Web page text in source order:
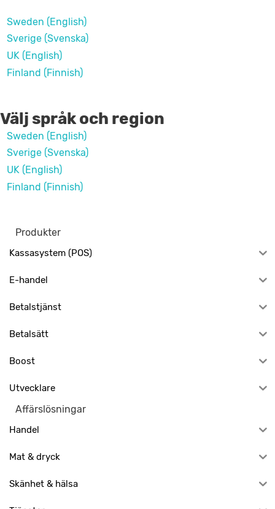
Sweden (English)
Sverige (Svenska)
UK (English)
Finland (Finnish)
Välj språk och region
Sweden (English)
Sverige (Svenska)
UK (English)
Finland (Finnish)
Produkter
Kassasystem (POS)
E-handel
Betalstjänst
Betalsätt
Boost
Utvecklare
Affärslösningar
Handel
Mat & dryck
Skänhet & hälsa